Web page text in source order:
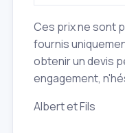
Ces prix ne sont
fournis
obtenir un devis
engagement,
Albert et Fils